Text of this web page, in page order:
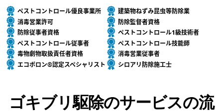
ペストコントロール優良事業所
建築物ねずみ昆虫等防除業
消毒営業許可
防除監督者資格
防除従事者資格
ペストコントロール1級技術者
ペストコントロール従事者
ペストコントロール技能師
毒物劇物取扱責任者資格
消毒営業従事者
エコボロン®認定スペシャリスト
シロアリ防除施工士
ゴキブリ駆除のサービスの流